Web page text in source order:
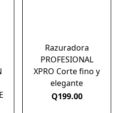
Razuradora
PROFESIONAL
XPRO Corte fino y
elegante
Q199.00